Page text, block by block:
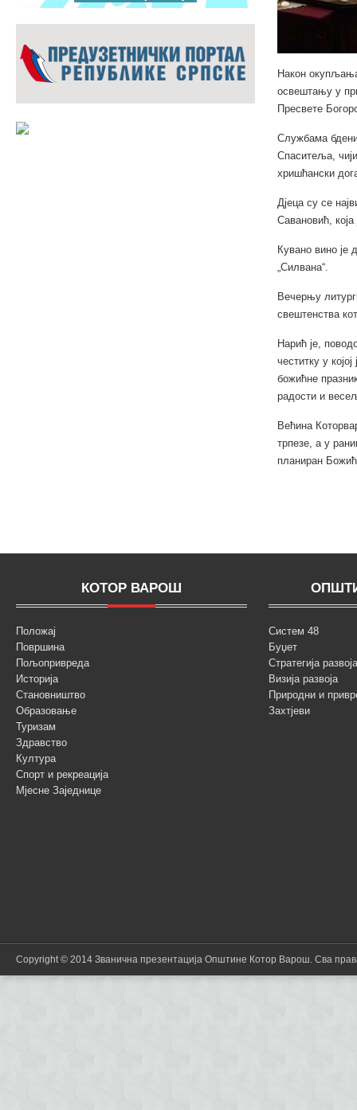
Након
освештању у
Пресвете
Службама
Спаситеља,
хришћански
Дјеца су се
Савановић,
Кувано вино је
„Силвана“.
Вечерњу
свештенства
Нарић је,
честитку у
божићне
радости и
Већина
трпезе, а у
планиран
КОТОР ВАРОШ
Положај
Површина
Пољопривреда
Историја
Становништво
Образовање
Туризам
Здравство
Култура
Спорт и рекреација
Мјесне Заједнице
Систем 48
Буџет
Стратегија
Визија развоја
Природни и
Захтјеви
Copyright © 2014 Званична презентација Општине Котор Варош. Сва